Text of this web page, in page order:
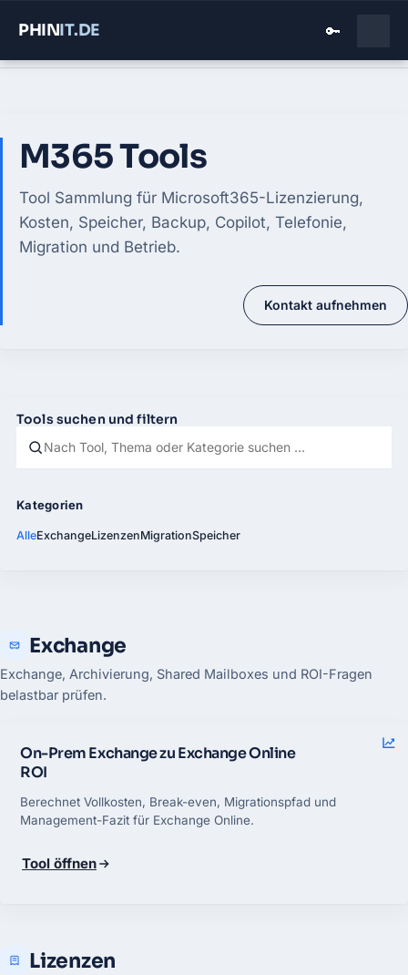
PHINIT.DE 🔑
M365 Tools
Tool Sammlung für Microsoft365-Lizenzierung,
Kosten, Speicher, Backup, Copilot, Telefonie,
Migration und Betrieb.
Kontakt aufnehmen
Tools suchen und filtern
AlleExchangeLizenzenMigrationSpeicher
Exchange
Exchange, Archivierung, Shared Mailboxes und ROI-Fragen
belastbar prüfen.
On-Prem Exchange zu Exchange Online
ROI
Berechnet Vollkosten, Break-even, Migrationspfad und
Management-Fazit für Exchange Online.
Tool öffnen
Lizenzen